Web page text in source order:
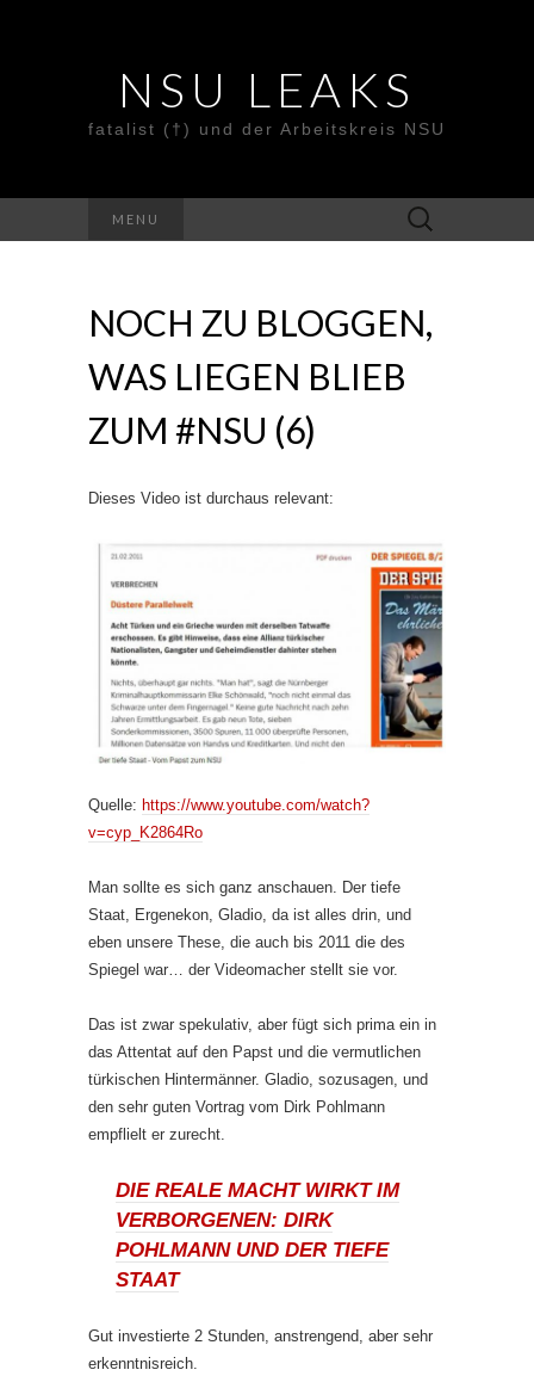
NSU LEAKS
fatalist (†) und der Arbeitskreis NSU
MENU
Suche
nach:
NOCH ZU BLOGGEN,
WAS LIEGEN BLIEB
ZUM #NSU (6)
Dieses Video ist durchaus relevant:
Quelle: https://www.youtube.com/watch?
v=cyp_K2864Ro
Man sollte es sich ganz anschauen. Der tiefe
Staat, Ergenekon, Gladio, da ist alles drin, und
eben unsere These, die auch bis 2011 die des
Spiegel war… der Videomacher stellt sie vor.
Das ist zwar spekulativ, aber fügt sich prima ein in
das Attentat auf den Papst und die vermutlichen
türkischen Hintermänner. Gladio, sozusagen, und
den sehr guten Vortrag vom Dirk Pohlmann
empflielt er zurecht.
DIE REALE MACHT WIRKT IM
VERBORGENEN: DIRK
POHLMANN UND DER TIEFE
STAAT
Gut investierte 2 Stunden, anstrengend, aber sehr
erkenntnisreich.